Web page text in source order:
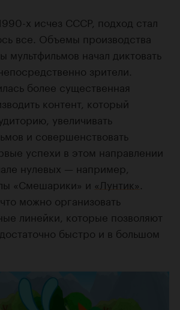
х исчез СССР, подход стал
все. Объемы производства
мультфильмов начал диктовать
зрители.
более существенная
контент, который
увеличивать
и совершенствовать
успехи в этом направлении
нулевых — например,
«Смешарики» и «Лунтик»
можно организовать
линейки, которые позволяют
быстро и в большом